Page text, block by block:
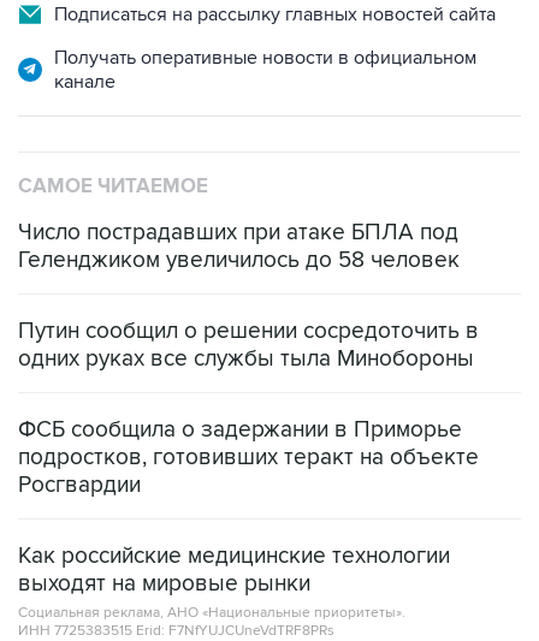
Подписаться на рассылку главных новостей сайта
Получать оперативные новости в официальном
канале
САМОЕ ЧИТАЕМОЕ
Число пострадавших при атаке БПЛА под
Геленджиком увеличилось до 58 человек
Путин сообщил о решении сосредоточить в
одних руках все службы тыла Минобороны
ФСБ сообщила о задержании в Приморье
подростков, готовивших теракт на объекте
Росгвардии
Как российские медицинские технологии
выходят на мировые рынки
Социальная реклама, АНО «Национальные приоритеты».
ИНН 7725383515 Erid: F7NfYUJCUneVdTRF8PRs